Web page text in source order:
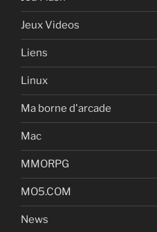
Jeux Videos
Liens
Linux
Ma borne d'arcade
Mac
MMORPG
MO5.COM
News